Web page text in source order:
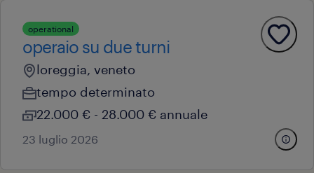
operational
operaio su due turni
loreggia, veneto
tempo determinato
22.000 € - 28.000 € annuale
23 luglio 2026